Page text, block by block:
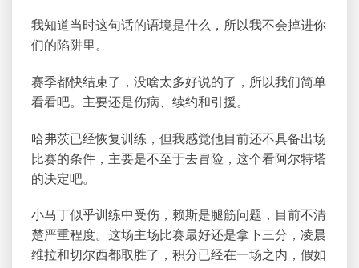
我知道当时这句话的语境是什么，所以我不会掉进你
们的陷阱里。
赛季都快结束了，没啥太多好说的了，所以我们简单
看看吧。主要还是伤病、续约和引援。
哈弗茨已经恢复训练，但我感觉他目前还不具备出场
比赛的条件，主要是不至于去冒险，这个看阿尔特塔
的决定吧。
小马丁似乎训练中受伤，赖斯是腿筋问题，目前不清
楚严重程度。这场主场比赛最好还是拿下三分，凌晨
维拉和切尔西都取胜了，积分已经在一场之内，假如